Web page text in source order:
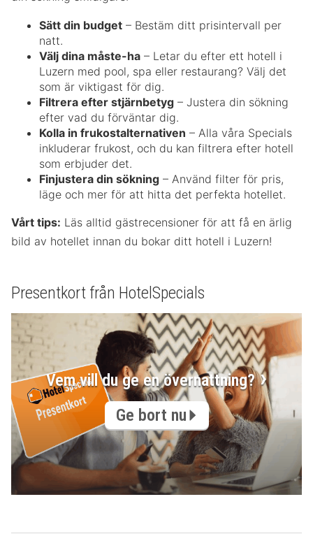
Sätt din budget – Bestäm ditt prisintervall per
natt.
Välj dina måste-ha – Letar du efter ett hotell i
Luzern med pool, spa eller restaurang? Välj det
som är viktigast för dig.
Filtrera efter stjärnbetyg – Justera din sökning
efter vad du förväntar dig.
Kolla in frukostalternativen – Alla våra Specials
inkluderar frukost, och du kan filtrera efter hotell
som erbjuder det.
Finjustera din sökning – Använd filter för pris,
läge och mer för att hitta det perfekta hotellet.
Vårt tips: Läs alltid gästrecensioner för att få en ärlig
bild av hotellet innan du bokar ditt hotell i Luzern!
Presentkort från HotelSpecials
Vem vill du ge en övernattning?
Ge bort nu